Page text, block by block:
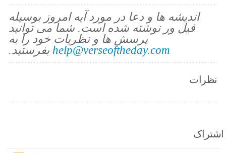
اندیشه ها و دعا در مورد آیه امروز بوسیله
فیل ور نوشته شده است. شما می توانید
پرسش ها و نظریات خود را به
help@verseoftheday.com بفرستید.
نظرات
اشتراک